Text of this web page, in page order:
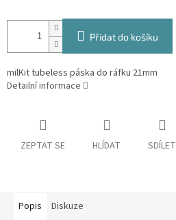
Přidat do košíku
milKit tubeless páska do ráfku 21mm
Detailní informace
ZEPTAT SE HLÍDAT SDÍLET
Popis Diskuze